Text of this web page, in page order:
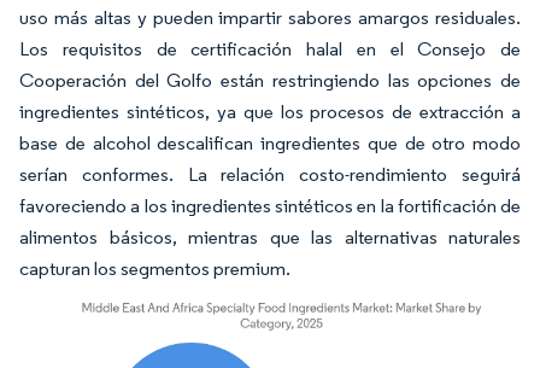
uso más altas y pueden impartir sabores amargos residuales.
Los requisitos de certificación halal en el Consejo de
Cooperación del Golfo están restringiendo las opciones de
ingredientes sintéticos, ya que los procesos de extracción a
base de alcohol descalifican ingredientes que de otro modo
serían conformes. La relación costo-rendimiento seguirá
favoreciendo a los ingredientes sintéticos en la fortificación de
alimentos básicos, mientras que las alternativas naturales
capturan los segmentos premium.